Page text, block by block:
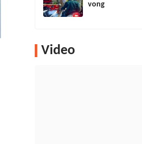
vong
Video